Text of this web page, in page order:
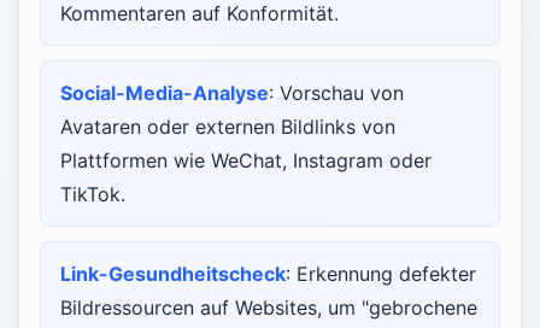
Kommentaren auf Konformität.
Social-Media-Analyse: Vorschau von
Avataren oder externen Bildlinks von
Plattformen wie WeChat, Instagram oder
TikTok.
Link-Gesundheitscheck: Erkennung defekter
Bildressourcen auf Websites, um "gebrochene